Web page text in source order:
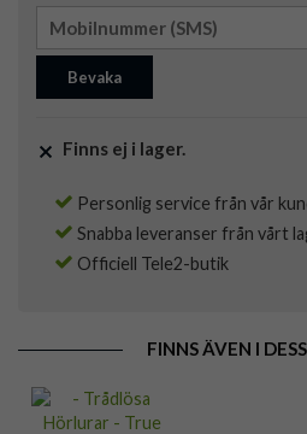
Bevaka
Finns ej i lager.
Personlig service från vår
Snabba leveranser från vårt
Officiell Tele2-butik
FINNS ÄVEN I